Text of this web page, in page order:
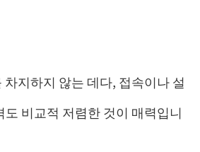
차지하지 않는 데다, 접속이나 설
비교적 저렴한 것이 매력입니